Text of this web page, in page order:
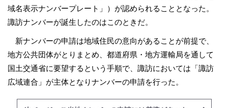
域名表示ナンバープレート」）が認められることとなった。
諏訪ナンバーが誕生したのはこのときだ。
新ナンバーの申請は地域住民の意向があることが前提で、
地方公共団体がとりまとめ、都道府県・地方運輸局を通して
国土交通省に要望するという手順で、諏訪においては「諏訪
広域連合」が主体となりナンバーの申請を行った。